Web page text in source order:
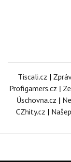
Tiscali.cz |
Profigamers.cz |
Úschovna.cz |
CZhity.cz |